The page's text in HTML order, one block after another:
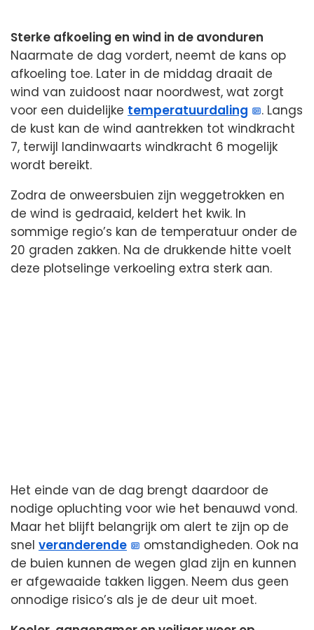
Sterke afkoeling en wind in de avonduren
Naarmate de dag vordert, neemt de kans op
afkoeling toe. Later in de middag draait de
wind van zuidoost naar noordwest, wat zorgt
voor een duidelijke temperatuurdaling
. Langs
de kust kan de wind aantrekken tot windkracht
7, terwijl landinwaarts windkracht 6 mogelijk
wordt bereikt.
Zodra de onweersbuien zijn weggetrokken en
de wind is gedraaid, keldert het kwik. In
sommige regio’s kan de temperatuur onder de
20 graden zakken. Na de drukkende hitte voelt
deze plotselinge verkoeling extra sterk aan.
Het einde van de dag brengt daardoor de
nodige opluchting voor wie het benauwd vond.
Maar het blijft belangrijk om alert te zijn op de
snel veranderende
omstandigheden. Ook na
de buien kunnen de wegen glad zijn en kunnen
er afgewaaide takken liggen. Neem dus geen
onnodige risico’s als je de deur uit moet.